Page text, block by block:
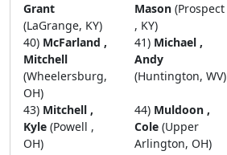
Grant
(LaGrange, KY)
Mason (Prospect
, KY)
40) McFarland ,
Mitchell
(Wheelersburg,
OH)
41) Michael ,
Andy
(Huntington, WV)
43) Mitchell ,
Kyle (Powell ,
OH)
44) Muldoon ,
Cole (Upper
Arlington, OH)